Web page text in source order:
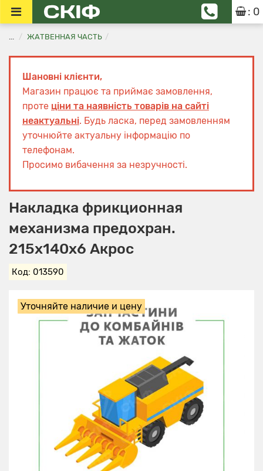
: 0
... ЖАТВЕННАЯ ЧАСТЬ
Шановні клієнти,
Магазин працює та приймає замовлення,
проте ціни та наявність товарів на сайті
неактуальні. Будь ласка, перед замовленням
уточнюйте актуальну інформацію по
телефонам.
Просимо вибачення за незручності.
Накладка фрикционная
механизма предохран.
215х140х6 Акрос
Код: 013590
Уточняйте наличие и цену